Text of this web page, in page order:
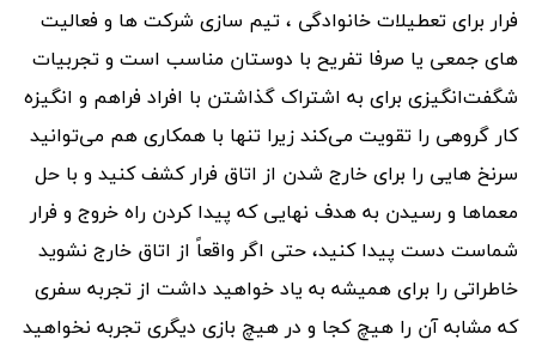
فرار برای تعطیلات خانوادگی ، تیم سازی شرکت ها و فعالیت
هاى جمعى یا صرفا تفریح با دوستان مناسب است و تجربیات
شگفت‌انگیزی برای به اشتراک گذاشتن با افراد فراهم و انگیزه
کار گروهى را تقویت می‌کند زیرا تنها با همکارى هم می‌توانید
سرنخ هایی را برای خارج شدن از اتاق فرار کشف کنید و با حل
معماها و رسیدن به هدف نهایی که پیدا کردن راه خروج و فرار
شماست دست پیدا کنید، حتی اگر واقعاً از اتاق خارج نشوید
خاطراتی را برای همیشه به یاد خواهید داشت از تجربه سفری
که مشابه آن را هیچ کجا و در هیچ بازی دیگری تجربه نخواهید